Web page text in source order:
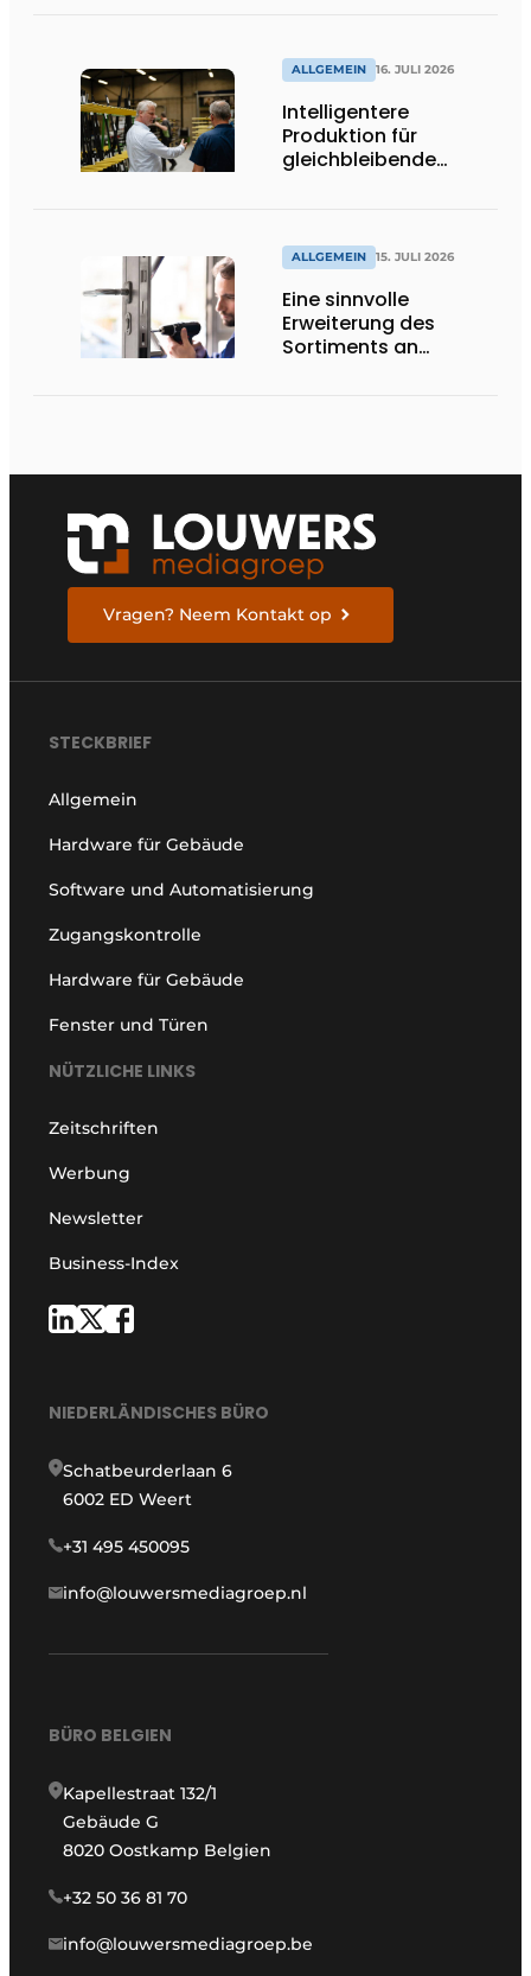
ALLGEMEIN 16. JULI 2026
Intelligentere
Produktion für
gleichbleibende
ALLGEMEIN 15. JULI 2026
Eine sinnvolle
Erweiterung des
Sortiments an
Vragen? Neem Kontakt op
STECKBRIEF
Allgemein
Hardware für Gebäude
Software und Automatisierung
Zugangskontrolle
Hardware für Gebäude
Fenster und Türen
NÜTZLICHE LINKS
Zeitschriften
Werbung
Newsletter
Business-Index
NIEDERLÄNDISCHES BÜRO
Schatbeurderlaan 6
6002 ED Weert
+31 495 450095
info@louwersmediagroep.nl
BÜRO BELGIEN
Kapellestraat 132/1
Gebäude G
8020 Oostkamp Belgien
+32 50 36 81 70
info@louwersmediagroep.be